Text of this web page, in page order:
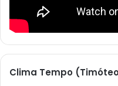
Clima Tempo